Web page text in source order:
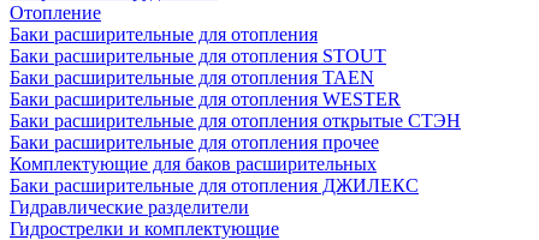
Отопление
Баки расширительные для отопления
Баки расширительные для отопления STOUT
Баки расширительные для отопления TAEN
Баки расширительные для отопления WESTER
Баки расширительные для отопления открытые СТЭН
Баки расширительные для отопления прочее
Комплектующие для баков расширительных
Баки расширительные для отопления ДЖИЛЕКС
Гидравлические разделители
Гидрострелки и комплектующие